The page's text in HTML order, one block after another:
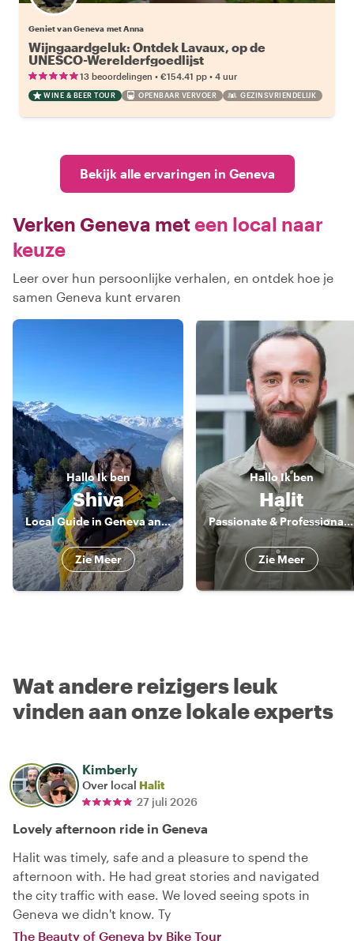
Geniet van Geneva met Anna
Wijngaardgeluk: Ontdek Lavaux, op de
UNESCO-Werelderfgoedlijst
13 beoordelingen • €154.41 pp • 4 uur
WINE & BEER TOUR OPENBAAR VERVOER GEZINSVRIENDELIJK
Bekijk alle ervaringen in Geneva
Verken Geneva meteen local naar
keuze
Leer over hun persoonlijke verhalen, en ontdek hoe je
samen Geneva kunt ervaren
HalloIk ben
Shiva
Local Guide in Geneva and in Switzerland
Zie Meer
HalloIk ben
Halit
Passionate & Professional Switzerland Guide
Zie Meer
Wat andere reizigers leuk
vinden aan onze lokale experts
Kimberly
Over local Halit
27 juli 2026
Lovely afternoon ride in Geneva
Halit was timely, safe and a pleasure to spend the
afternoon with. He had great stories and navigated
the city traffic with ease. We loved seeing spots in
Geneva we didn't know. Ty
The Beauty of Geneva by Bike Tour